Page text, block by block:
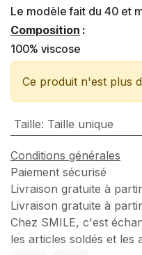
Le modèle fait du 40 et
Composition :
100% viscose
Ce produit n'est plus
Taille: Taille unique
Conditions générales
Paiement sécurisé
Livraison gratuite à
Livraison gratuite à
Chez SMILE, c'est
les articles soldés et les